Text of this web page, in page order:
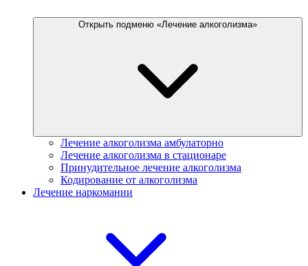
Открыть подменю «Лечение алкоголизма»
Лечение алкоголизма амбулаторно
Лечение алкоголизма в стационаре
Принудительное лечение алкоголизма
Кодирование от алкоголизма
Лечение наркомании